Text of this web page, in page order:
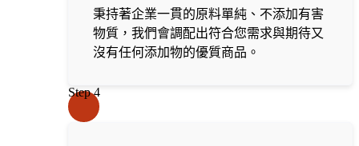
秉持著企業一貫的原料單純、不添加有害
物質，我們會調配出符合您需求與期待又
沒有任何添加物的優質商品。
Step 4